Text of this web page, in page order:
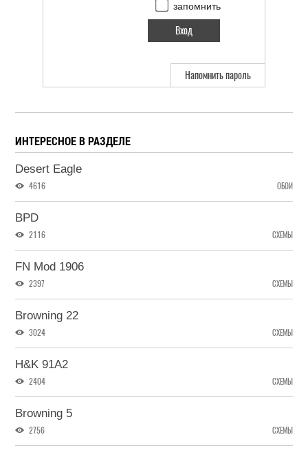
запомнить
Напомнить пароль
ИНТЕРЕСНОЕ В РАЗДЕЛЕ
Desert Eagle
4616 ОБОИ
BPD
2116 СХЕМЫ
FN Mod 1906
2397 СХЕМЫ
Browning 22
3024 СХЕМЫ
H&K 91A2
2404 СХЕМЫ
Browning 5
2756 СХЕМЫ